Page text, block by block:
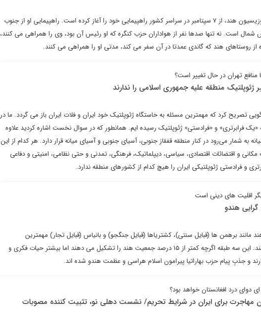
راهول گاندی، سیاستمدار اپوزیسیون هند، از ۷ سپتامبر در سراسر کشور راهپیمایی خود را آغاز کرده است. راهپیمایی او از جنوب
است. نه تنها صدها نفر از هواداران حزب کنگره که او رئیس آن بود، وی را همراهی می کنند،
از روستاهای هند که گاندی عمدتا در آن سفر می کند، مدتی او را همراهی می کنند.
منافع تهران در حال تغییر است؟
ژئوپلتیک منطقه علیه جمهوری اسلامی را ندارند
تصریح کرد که مهمترین مسئله به خاستگاه ژئوپلتیک خود ایران و فلات ایران باز می گردد. ما در
«یک فرابرتری» و «فرادستی» ژئوپلتیک رسیده ایم. همانطور که در سوال نخست اشاره کردید علاوه
به شمار می‌رود در کنار منطقه قفقاز جنوبی، آسیای جنوبی و آسیای میانه قرار دارد. هر کدام از این
مکانی و اقتضائات اقتصادی، سیاسی، دیپلماتیک، فرهنگی، تمدنی و حتی نظامی، امنیتی و دفاعی
و فرادستی ژئوپلتیکی ایران را هیچ کدام از کشورهای منطقه ندارد.
اقلیت های دینی است
هندو
مانند برهمن ها (قبایل سنتی)، کشتریاها (قبایل جنگجو) و بانیاس (قبایل تجار) مهمترین
پشتیبانان حزب بهاراتیا هستند. این سه طبقه اگرچه کمتر از ۱۵ درصد جمعیت هند را تشکیل می دهند اما بیشتر حیات فکری و
و جذبِ پیام حزب بهاراتیا پیرامون اسلام هراسی و عظمت هندو شده اند.
دوای درد افغانستان خواهد بود؟
مهاجرت برای ایران در شرایط تحریم/ نشست دهلی نو، تثبیت کننده مصوبات